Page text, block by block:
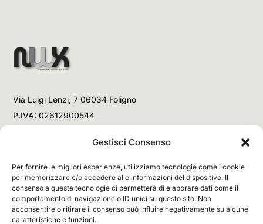
Gestisci Consenso
Per fornire le migliori esperienze, utilizziamo tecnologie come i cookie
per memorizzare e/o accedere alle informazioni del dispositivo. Il
consenso a queste tecnologie ci permetterà di elaborare dati come il
comportamento di navigazione o ID unici su questo sito. Non
acconsentire o ritirare il consenso può influire negativamente su alcune
caratteristiche e funzioni.
Via Luigi Lenzi, 7 06034 Foligno
P.IVA: 02612900544
+39 3477853708 (Chiamata)
Email
info@networx.it